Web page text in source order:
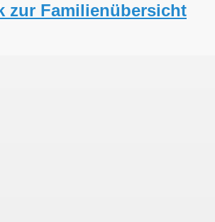
zur Familienübersicht